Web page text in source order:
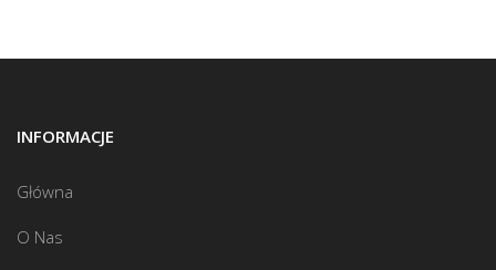
INFORMACJE
Główna
O Nas